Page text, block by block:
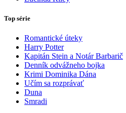
Top série
Romantické úteky
Harry Potter
Kapitán Stein a Notár Barbarič
Denník odvážneho bojka
Krimi Dominika Dána
Učím sa rozprávať
Duna
Smradi